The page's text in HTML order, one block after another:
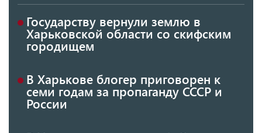
Государству вернули землю в
Харьковской области со скифским
городищем
В Харькове блогер приговорен к
семи годам за пропаганду СССР и
России